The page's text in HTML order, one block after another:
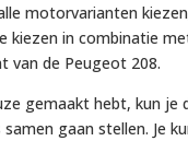
motorvarianten
kiezen in combinatie
van de Peugeot 208.
gemaakt hebt, kun je
gaan stellen. Je